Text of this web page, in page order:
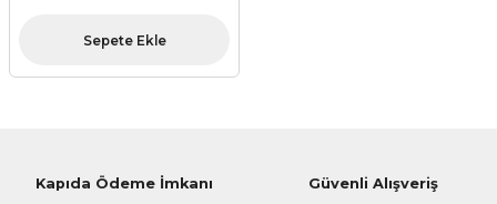
Sepete Ekle
Kapıda Ödeme İmkanı
Güvenli Alışveriş